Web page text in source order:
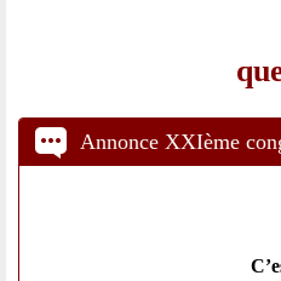
Annonce XXIème